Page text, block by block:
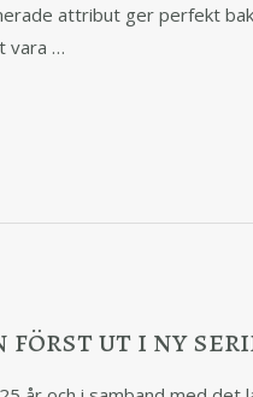
attribut ger perfekt
vara …
först ut i ny